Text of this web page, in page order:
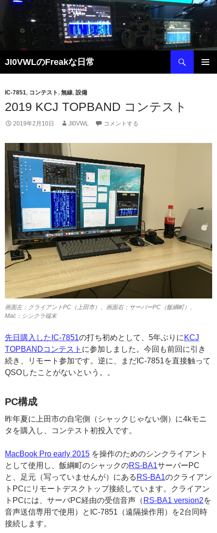
へ
ス
プ
JI0VWLのFreakな日常
索
IC-7851, コンテスト , 無線, 設備
2019 KCJ TOPBAND コンテスト
2019年2月10日 JI0VWL コメントする
画面左：クライアントPC（上田市）、画面右：サーバーPC（飯綱町）、
Mac：シンクラ端末
先日購入したIC-7851の打ち初めとして、5年ぶりにKCJ
TOPBANDコンテスト に参加しました。今回も前回に引き
続き、リモート参加です。逆に、まだIC-7851を直接触って
QSOしたことがないという。。
PC構成
昨年夏に上田市の自宅側（シャックじゃない側）に4kモニ
タを購入し、コンテスト初投入です。
MacBook Pro early 2015 を操作のためのシンクライアント
として使用し、飯綱町のシャックのRS-BA1サーバーPC
と、足元（写っていませんが）にある RS-BA1のクライアン
トPCにリモートデスクトップ接続しています。クライアン
トPCには、サーバPC経由の受信音声（ RS-BA1 version2を
音声送信専用で使用）とIC-7851（遠隔操作用）を2台同時
接続します。